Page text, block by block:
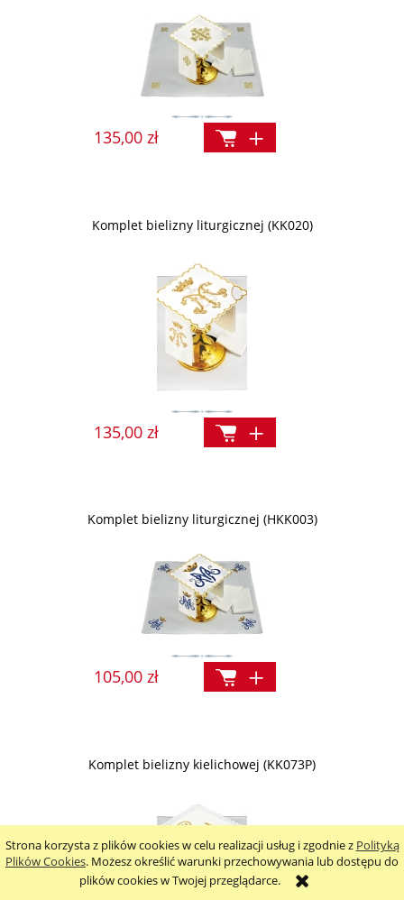
Strona korzysta z plików cookies w celu realizacji usług i zgodnie z Polityką
Plików Cookies. Możesz określić warunki przechowywania lub dostępu do
plików cookies w Twojej przeglądarce.
135,00 zł
Komplet bielizny liturgicznej (KK020)
135,00 zł
Komplet bielizny liturgicznej (HKK003)
105,00 zł
Komplet bielizny kielichowej (KK073P)